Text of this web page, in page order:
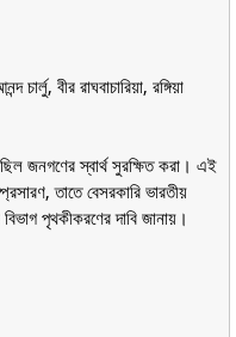
বীর রাঘবাচারিয়া, রঙ্গিয়া
জনগণের স্বার্থ সুরক্ষিত করা। এই
তাতে বেসরকারি ভারতীয়
পৃথকীকরণের দাবি জানায়।